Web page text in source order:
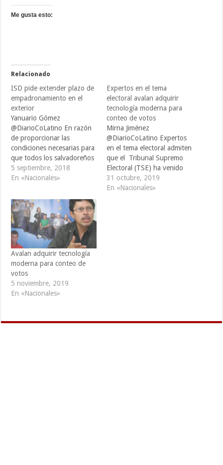
Me gusta esto:
Relacionado
ISD pide extender plazo de
empadronamiento en el
exterior
Yanuario Gómez
@DiarioCoLatino En razón
de proporcionar las
condiciones necesarias para
que todos los salvadoreños
ejerzan su derecho al
sufragio, representantes de
Democracia (ISD)
presentaron en el palacio
legislativo una solicitud de
extensión por treinta días
del período de
empadronamiento de
connacionales que viven
o…
5 septiembre, 2018
En «Nacionales»
Expertos en el tema
electoral avalan adquirir
tecnología moderna para
conteo de votos
Mirna Jiménez
@DiarioCoLatino Expertos
en el tema electoral admiten
que el Tribunal Supremo
Electoral (TSE) ha venido
adquiriendo mayores
responsabilidades sin
31 octubre, 2019
En «Nacionales»
Avalan adquirir tecnología
moderna para conteo de
votos
5 noviembre, 2019
En «Nacionales»